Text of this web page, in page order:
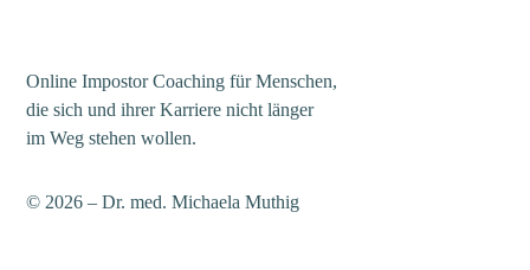
Online Impostor Coaching für Menschen,
die sich und ihrer Karriere nicht länger
im Weg stehen wollen.
© 2026 – Dr. med. Michaela Muthig